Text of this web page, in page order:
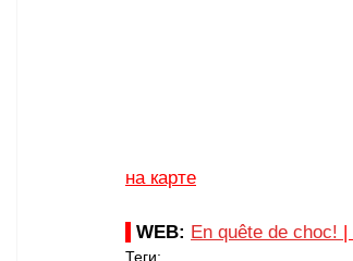
на карте
WEB: En quête de choc! |
Теги: